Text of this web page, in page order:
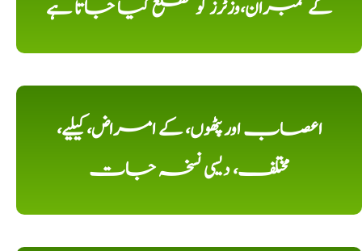
کے ممبران،وزٹرز کو مطلع کیا جاتا ہے
اعصاب اور پٹھوں، کے امراض، کیلیے،
مختلف، دیسی نسخہ جات